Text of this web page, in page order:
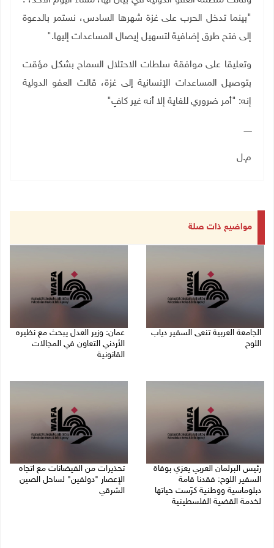
"بينما تدخل الحرب على غزة شهرها السادس، نستمر بالدعوة
إلى فتح طرق إضافية لتسهيل إيصال المساعدات إليها".
وتعليقا على موافقة سلطات الاحتلال السماح بشكل مؤقت
بتوصيل المساعدات الإنسانية إلى غزة، قالت العفو الدولية
إنه: "أمر ضروري للغاية إلا أنه غير كافٍ"
ــــــ
م.ل
مواضيع ذات صلة
الجامعة العربية تنعى السفير دياب
اللوح
عمان: وزير العدل يبحث مع نظيره
الأردني التعاون في المجالات
القانونية
رئيس البرلمان العربي يعزي بوفاة
السفير اللوح: فقدنا قامة
دبلوماسية ووطنية كرّست حياتها
لخدمة القضية الفلسطينية
تحذيرات من الفيضانات مع اتجاه
الإعصار "دولفين" لساحل الصين
الشرقي